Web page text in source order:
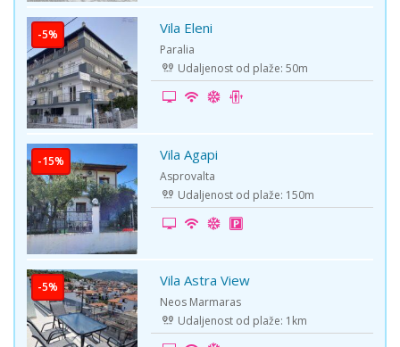
-5% Vila Eleni
Paralia
Udaljenost od plaže: 50m
-15% Vila Agapi
Asprovalta
Udaljenost od plaže: 150m
-5% Vila Astra View
Neos Marmaras
Udaljenost od plaže: 1km